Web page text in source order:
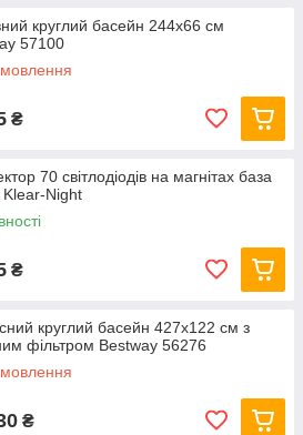
круглий басейн 244х66 см
57100
₴
70 світлодіодів на магнітах база
Night
₴
круглий басейн 427x122 см з
фільтром Bestway 56276
₴